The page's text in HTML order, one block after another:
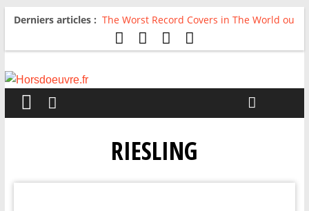
Derniers articles : The Worst Record Covers in The World ou
Comment rire du pire
Avril 2026 : C’est dans les vieux pots
For The First Time, Again : Tyler Ballgame
RIESLING